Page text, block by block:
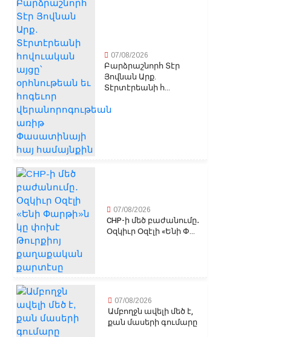
07/08/2026
Բարձրաշնորհ Տէր
Յովնան Արք.
Տէրտէրեանի հ...
07/08/2026
CHP-ի մեծ բաժանումը․
Օզկիւր Օզէլի «Ենի Փ...
07/08/2026
Ամբողջն ավելի մեծ է,
քան մասերի գումարը